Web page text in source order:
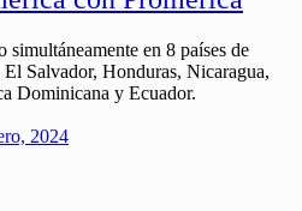
simultáneamente en 8 países de
Salvador, Honduras, Nicaragua,
Dominicana y Ecuador.
2024